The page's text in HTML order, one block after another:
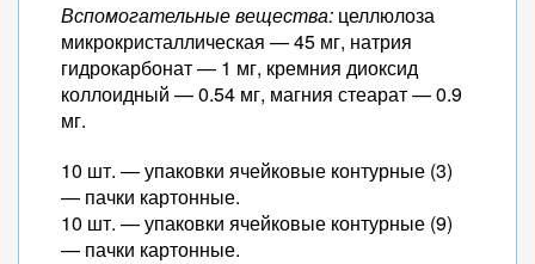
Вспомогательные вещества: целлюлоза
микрокристаллическая — 45 мг, натрия
гидрокарбонат — 1 мг, кремния диоксид
коллоидный — 0.54 мг, магния стеарат — 0.9
мг.
10 шт. — упаковки ячейковые контурные (3)
— пачки картонные.
10 шт. — упаковки ячейковые контурные (9)
— пачки картонные.